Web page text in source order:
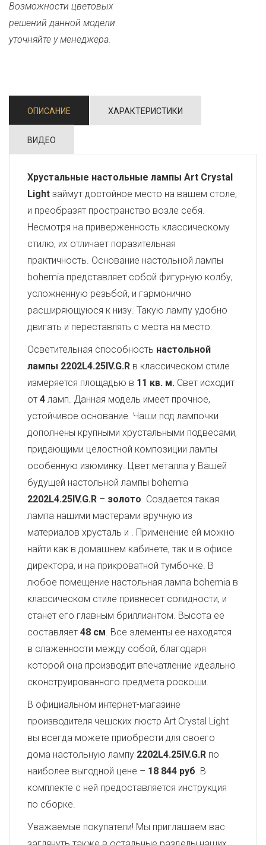
Возможности цветовых
решений данной модели
уточняйте у менеджера.
ОПИСАНИЕ ХАРАКТЕРИСТИКИ
ВИДЕО
Хрустальные настольные лампы Art Crystal
Light займут достойное место на вашем столе,
и преобразят пространство возле себя.
Несмотря на приверженность классическому
стилю, их отличает поразительная
практичность. Основание настольной лампы
bohemia представляет собой фигурную колбу,
усложненную резьбой, и гармонично
расширяющуюся к низу. Такую лампу удобно
двигать и переставлять с места на место.
Осветительная способность настольной
лампы 2202L4.25IV.G.R в классическом стиле
измеряется площадью в 11 кв. м. Свет исходит
от 4 ламп. Данная модель имеет прочное,
устойчивое основание. Чаши под лампочки
дополнены крупными хрустальными подвесами,
придающими целостной композиции лампы
особенную изюминку. Цвет металла у Вашей
будущей настольной лампы bohemia
2202L4.25IV.G.R – золото. Создается такая
лампа нашими мастерами вручную из
материалов хрусталь и . Применение ей можно
найти как в домашнем кабинете, так и в офисе
директора, и на прикроватной тумбочке. В
любое помещение настольная лампа bohemia в
классическом стиле привнесет солидности, и
станет его главным бриллиантом. Высота ее
составляет 48 см. Все элементы ее находятся
в слаженности между собой, благодаря
которой она производит впечатление идеально
сконструированного предмета роскоши.
В официальном интернет-магазине
производителя чешских люстр Art Crystal Light
вы всегда можете приобрести для своего
дома настольную лампу 2202L4.25IV.G.R по
наиболее выгодной цене – 18 844 руб. В
комплекте с ней предоставляется инструкция
по сборке.
Уважаемые покупатели! Мы приглашаем вас